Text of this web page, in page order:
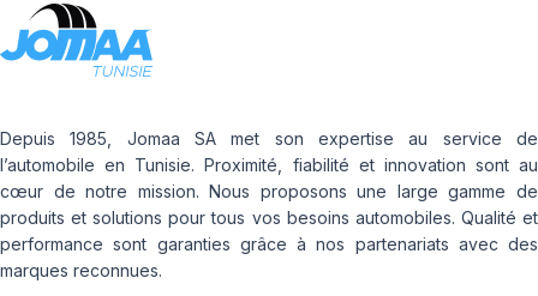
Depuis 1985, Jomaa SA met son expertise au service de
l’automobile en Tunisie. Proximité, fiabilité et innovation sont au
cœur de notre mission. Nous proposons une large gamme de
produits et solutions pour tous vos besoins automobiles. Qualité et
performance sont garanties grâce à nos partenariats avec des
marques reconnues.